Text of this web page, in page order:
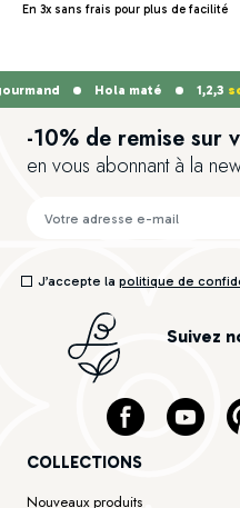
En 3x sans frais pour plus de facilité
Hola maté 1,2,3
-10% de remise sur
en vous abonnant à la
J’accepte la politique de
Suivez
COLLECTIONS
Nouveaux produits